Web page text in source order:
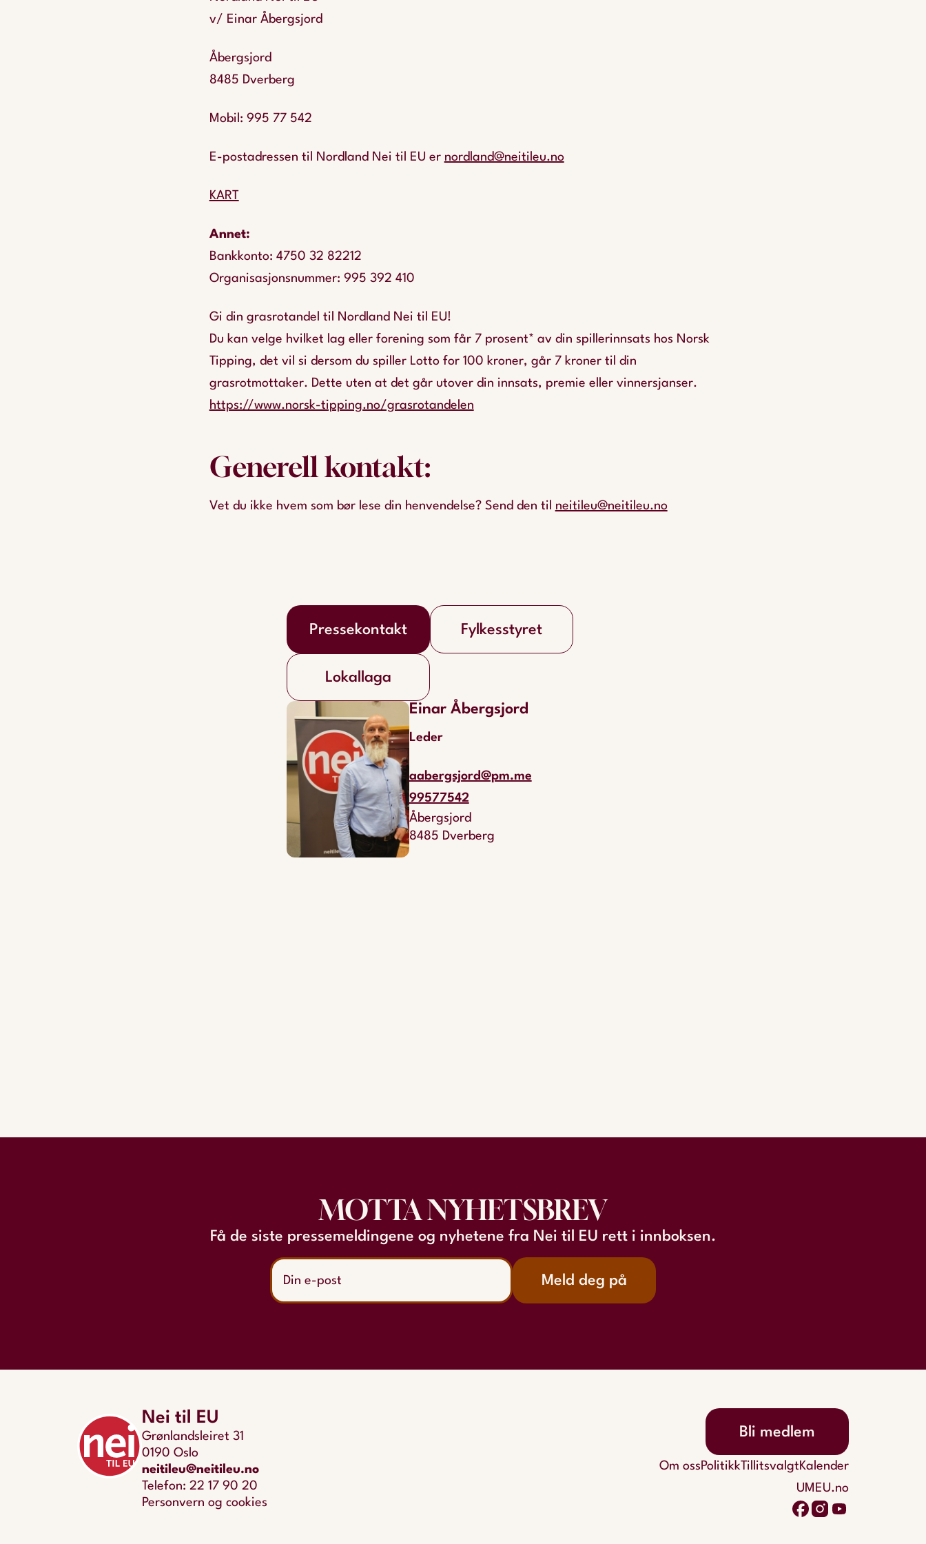
v/ Einar Åbergsjord
Åbergsjord
8485 Dverberg
Mobil: 995 77 542
E-postadressen til Nordland Nei til EU er nordland@neitileu.no
KART
Annet:
Bankkonto: 4750 32 82212
Organisasjonsnummer: 995 392 410
Gi din grasrotandel til Nordland Nei til EU!
Du kan velge hvilket lag eller forening som får 7 prosent* av din spillerinnsats hos Norsk
Tipping, det vil si dersom du spiller Lotto for 100 kroner, går 7 kroner til din
grasrotmottaker. Dette uten at det går utover din innsats, premie eller vinnersjanser.
https://www.norsk-tipping.no/grasrotandelen
Generell kontakt:
Vet du ikke hvem som bør lese din henvendelse? Send den til neitileu@neitileu.no
Pressekontakt Fylkesstyret
Lokallaga
Einar Åbergsjord
Leder
aabergsjord@pm.me
99577542
Åbergsjord
8485 Dverberg
MOTTA NYHETSBREV
Få de siste pressemeldingene og nyhetene fra Nei til EU rett i innboksen.
Meld deg på
Nei til EU
Grønlandsleiret 31
0190 Oslo
neitileu@neitileu.no
Telefon: 22 17 90 20
Personvern og cookies
Bli medlem
Om oss PolitikkTillitsvalgtKalender
UMEU.no